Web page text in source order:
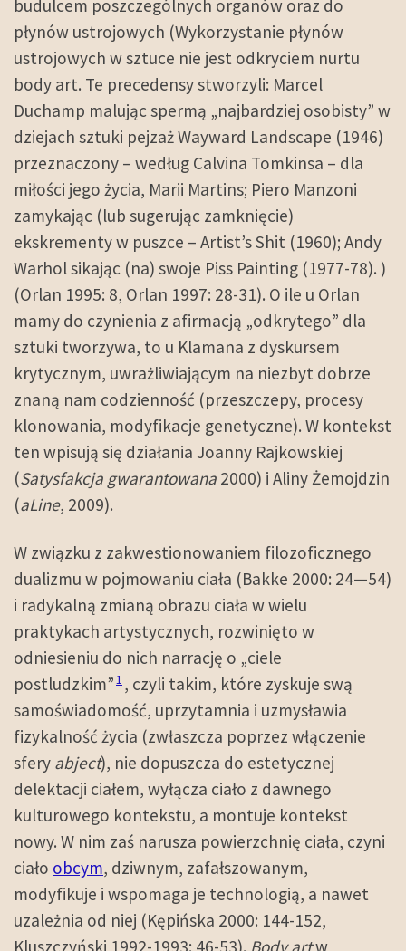
budulcem poszczególnych organów oraz do
płynów ustrojowych (Wykorzystanie płynów
ustrojowych w sztuce nie jest odkryciem nurtu
body art. Te precedensy stworzyli: Marcel
Duchamp malując spermą „najbardziej osobisty” w
dziejach sztuki pejzaż Wayward Landscape (1946)
przeznaczony – według Calvina Tomkinsa – dla
miłości jego życia, Marii Martins; Piero Manzoni
zamykając (lub sugerując zamknięcie)
ekskrementy w puszce – Artist’s Shit (1960); Andy
Warhol sikając (na) swoje Piss Painting (1977-78). )
(Orlan 1995: 8, Orlan 1997: 28-31). O ile u Orlan
mamy do czynienia z afirmacją „odkrytego” dla
sztuki tworzywa, to u Klamana z dyskursem
krytycznym, uwrażliwiającym na niezbyt dobrze
znaną nam codzienność (przeszczepy, procesy
klonowania, modyfikacje genetyczne). W kontekst
ten wpisują się działania Joanny Rajkowskiej
(Satysfakcja gwarantowana 2000) i Aliny Żemojdzin
(aLine, 2009).
W związku z zakwestionowaniem filozoficznego
dualizmu w pojmowaniu ciała (Bakke 2000: 24—54)
i radykalną zmianą obrazu ciała w wielu
praktykach artystycznych, rozwinięto w
odniesieniu do nich narrację o „ciele
postludzkim”1 , czyli takim, które zyskuje swą
samoświadomość, uprzytamnia i uzmysławia
fizykalność życia (zwłaszcza poprzez włączenie
sfery abject), nie dopuszcza do estetycznej
delektacji ciałem, wyłącza ciało z dawnego
kulturowego kontekstu, a montuje kontekst
nowy. W nim zaś narusza powierzchnię ciała, czyni
ciało obcym, dziwnym, zafałszowanym,
modyfikuje i wspomaga je technologią, a nawet
uzależnia od niej (Kępińska 2000: 144-152,